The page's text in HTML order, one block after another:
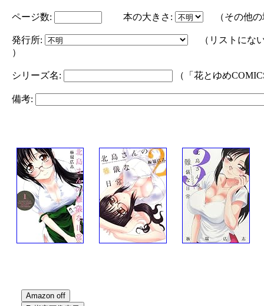
ページ数: 本の大きさ: （その他の
発行所:
（リストにな
）
シリーズ名: （「花とゆめ
備考: